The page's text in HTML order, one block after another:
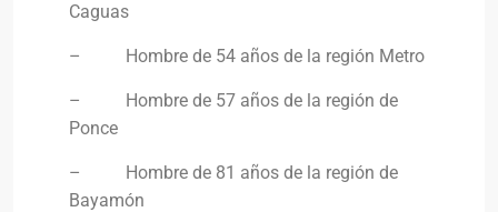
Caguas
– Hombre de 54 años de la región Metro
– Hombre de 57 años de la región de
Ponce
– Hombre de 81 años de la región de
Bayamón